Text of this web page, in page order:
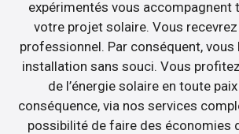
expérimentés vous accompagnent
votre projet solaire. Vous
professionnel. Par conséquent, vous
installation sans souci. Vous
de l’énergie solaire en toute paix
conséquence, via nos services
possibilité de faire des économies